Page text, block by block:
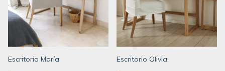
Escritorio María Escritorio Olivia